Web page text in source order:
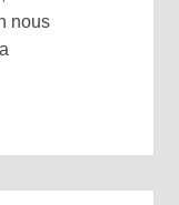
nous